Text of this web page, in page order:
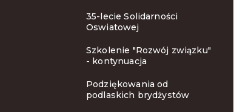
35-lecie Solidarności
Oswiatowej
Szkolenie "Rozwój związku"
- kontynuacja
Podziękowania od
podlaskich brydżystów